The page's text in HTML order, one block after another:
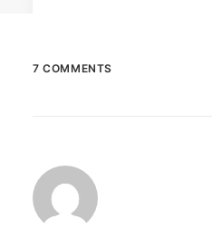
“From the Philippines to
Canada, Pamela
7 COMMENTS